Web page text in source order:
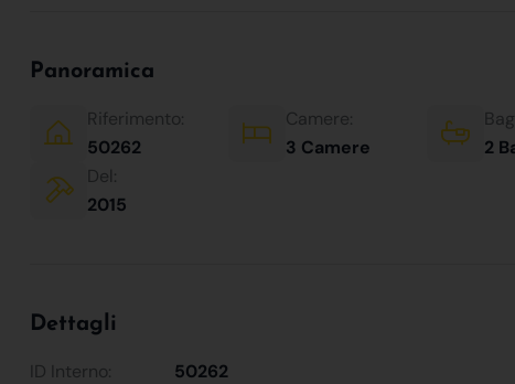
Panoramica
Riferimento:
50262
Camere:
3 Camere
2
Del:
2015
Dettagli
ID Interno: 50262